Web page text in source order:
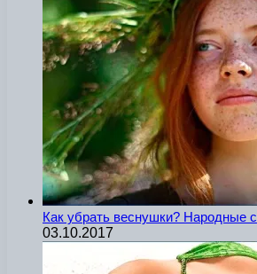
Как убрать веснушки? Народные
03.10.2017